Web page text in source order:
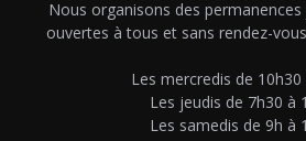
Nous organisons des
ouvertes à tous et sans rendez-
Les mercredis de 10h30
Les jeudis de 7h30 à
Les samedis de 9h à